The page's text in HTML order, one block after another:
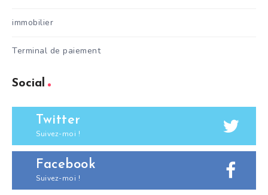
immobilier
Terminal de paiement
Social
Twitter
Suivez-moi !
Facebook
Suivez-moi !